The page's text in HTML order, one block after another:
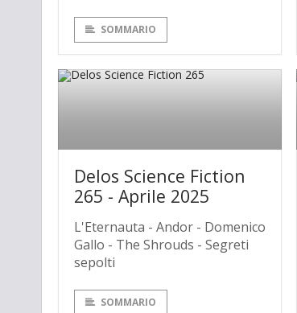
SOMMARIO
Delos Science Fiction
265 - Aprile 2025
L'Eternauta - Andor - Domenico
Gallo - The Shrouds - Segreti
sepolti
SOMMARIO